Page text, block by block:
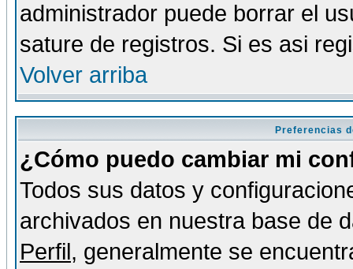
administrador puede borrar el
sature de registros. Si es asi
Volver arriba
Preferencias
¿Cómo puedo cambiar mi
Todos sus datos y
archivados en nuestra base de
Perfil, generalmente se